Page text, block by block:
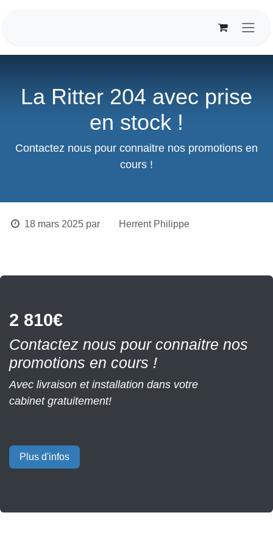
La Ritter 204 avec prise en
stock !
Contactez nous pour connaitre nos promotions
en cours !
18 mars 2025 par Herrent Philippe
2 810€
Contactez nous pour connaitre nos
promotions en cours !
Avec livraison etinstallation dans votre
cabinet gratuitement
Plus d'infos